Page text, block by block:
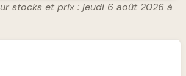
stocks et prix : jeudi 6 août 2026 à